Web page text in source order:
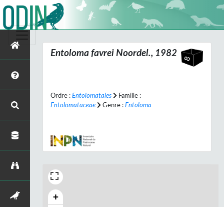
Entoloma favrei Noordel., 1982
Ordre : Entolomatales
Famille :
Entolomataceae
Genre : Entoloma
+